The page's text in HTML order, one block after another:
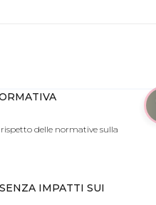
delle normative sulla
IMPATTI SUI